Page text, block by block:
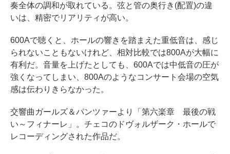
奏全体の調和が取れている。弦と管の奥行き(配置)の違
いは、精密でリアリティが高い。
600Aで聴くと、ホールの響きを踏まえた重低音は、感じ
られないこともないけれど、相対比較では800Aが大幅に
有利だ。音量を上げたとしても、600Aでは中低音の圧が
強くなってしまい、800Aのようなコンサート会場の空気
感は伝わりきらなかった。
交響曲ガールズ＆パンツァーより「第六楽章 最後の戦
い～フィナーレ」。チェコのドヴォルザーク・ホールで
レコーディングされた作品だ。